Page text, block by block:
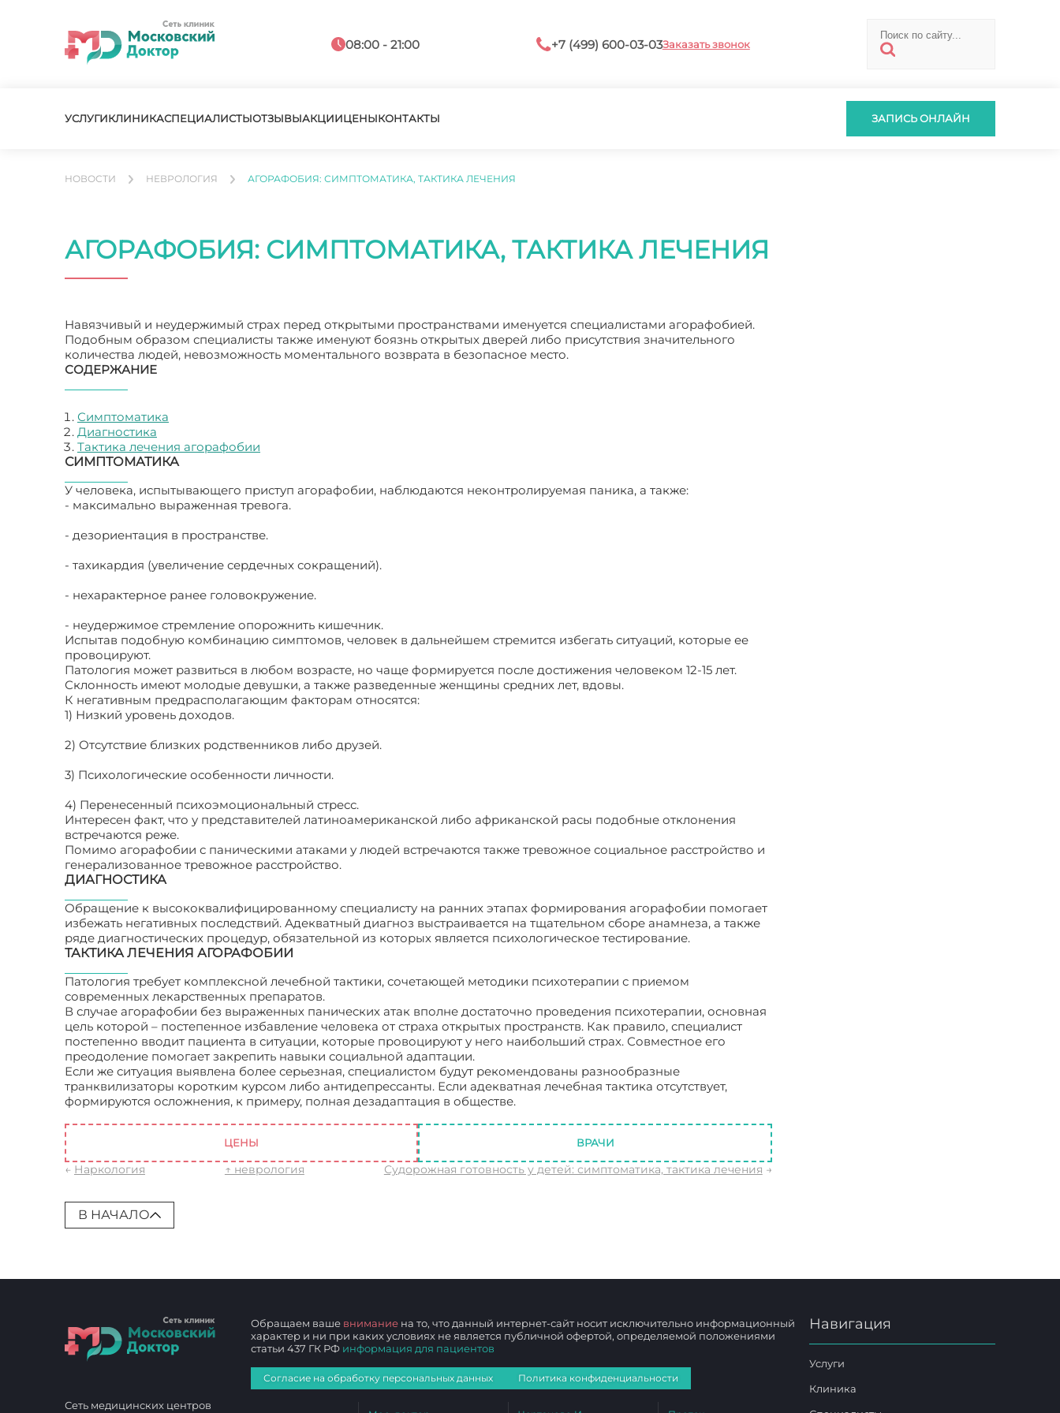
08:00 - 21:00 +7 (499) 600-03-03Заказать звонок
УСЛУГИКЛИНИКАСПЕЦИАЛИСТЫОТЗЫВЫАКЦИИЦЕНЫКОНТАКТЫ ЗАПИСЬ ОНЛАЙН
НОВОСТИ НЕВРОЛОГИЯ АГОРАФОБИЯ: СИМПТОМАТИКА, ТАКТИКА ЛЕЧЕНИЯ
АГОРАФОБИЯ: СИМПТОМАТИКА, ТАКТИКА ЛЕЧЕНИЯ
Навязчивый и неудержимый страх перед открытыми пространствами именуется специалистами агорафобией.
Подобным образом специалисты также именуют боязнь открытых дверей либо присутствия значительного
количества людей, невозможность моментального возврата в безопасное место.
СОДЕРЖАНИЕ
Симптоматика
Диагностика
Тактика лечения агорафобии
СИМПТОМАТИКА
У человека, испытывающего приступ агорафобии, наблюдаются неконтролируемая паника, а также:
- максимально выраженная тревога.
- дезориентация в пространстве.
- тахикардия (увеличение сердечных сокращений).
- нехарактерное ранее головокружение.
- неудержимое стремление опорожнить кишечник.
Испытав подобную комбинацию симптомов, человек в дальнейшем стремится избегать ситуаций, которые ее
провоцируют.
Патология может развиться в любом возрасте, но чаще формируется после достижения человеком 12-15 лет.
Склонность имеют молодые девушки, а также разведенные женщины средних лет, вдовы.
К негативным предрасполагающим факторам относятся:
1) Низкий уровень доходов.
2) Отсутствие близких родственников либо друзей.
3) Психологические особенности личности.
4) Перенесенный психоэмоциональный стресс.
Интересен факт, что у представителей латиноамериканской либо африканской расы подобные отклонения
встречаются реже.
Помимо агорафобии с паническими атаками у людей встречаются также тревожное социальное расстройство и
генерализованное тревожное расстройство.
ДИАГНОСТИКА
Обращение к высококвалифицированному специалисту на ранних этапах формирования агорафобии помогает
избежать негативных последствий. Адекватный диагноз выстраивается на тщательном сборе анамнеза, а также
ряде диагностических процедур, обязательной из которых является психологическое тестирование.
ТАКТИКА ЛЕЧЕНИЯ АГОРАФОБИИ
Патология требует комплексной лечебной тактики, сочетающей методики психотерапии с приемом
современных лекарственных препаратов.
В случае агорафобии без выраженных панических атак вполне достаточно проведения психотерапии, основная
цель которой – постепенное избавление человека от страха открытых пространств. Как правило, специалист
постепенно вводит пациента в ситуации, которые провоцируют у него наибольший страх. Совместное его
преодоление помогает закрепить навыки социальной адаптации.
Если же ситуация выявлена более серьезная, специалистом будут рекомендованы разнообразные
транквилизаторы коротким курсом либо антидепрессанты. Если адекватная лечебная тактика отсутствует,
формируются осложнения, к примеру, полная дезадаптация в обществе.
ЦЕНЫ ВРАЧИ
← Наркология ↑ неврология Судорожная готовность у детей: симптоматика, тактика лечения →
В НАЧАЛО
Сеть медицинских центров
Обращаем ваше внимание на то, что данный интернет-сайт носит исключительно информационный
характер и ни при каких условиях не является публичной офертой, определяемой положениями
статьи 437 ГК РФ информация для пациентов
Согласие на обработку персональных данных Политика конфиденциальности
Навигация
Услуги
Клиника